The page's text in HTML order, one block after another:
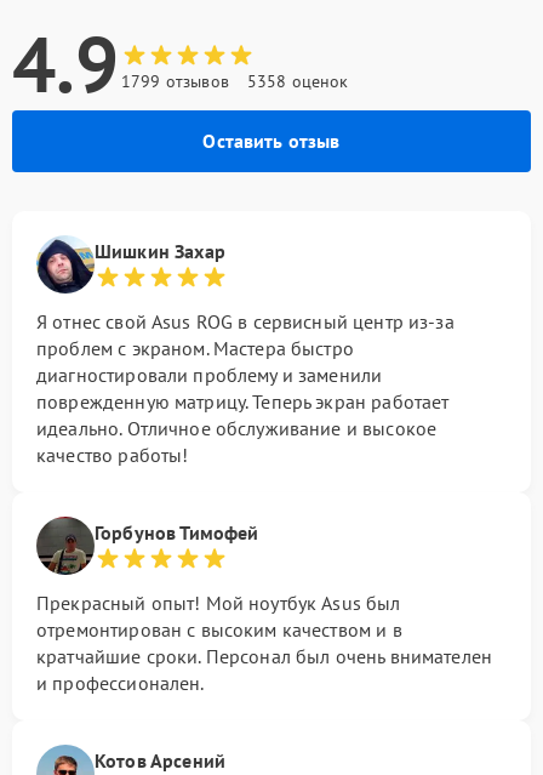
4.9 1799 отзывов 5358 оценок
Оставить отзыв
Шишкин Захар
Я отнес свой Asus ROG в сервисный центр из-за
проблем с экраном. Мастера быстро
диагностировали проблему и заменили
поврежденную матрицу. Теперь экран работает
идеально. Отличное обслуживание и высокое
качество работы!
Горбунов Тимофей
Прекрасный опыт! Мой ноутбук Asus был
отремонтирован с высоким качеством и в
кратчайшие сроки. Персонал был очень внимателен
и профессионален.
Котов Арсений